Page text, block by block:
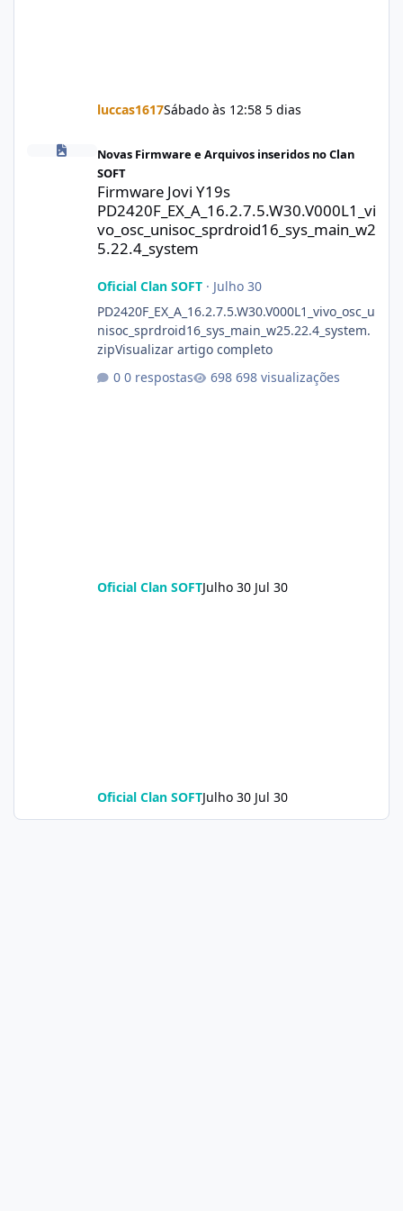
luccas1617Sábado às 12:58 5 dias
Novas Firmware e Arquivos inseridos no Clan
SOFT
Firmware Jovi Y19s
PD2420F_EX_A_16.2.7.5.W30.V000L1_vi
vo_osc_unisoc_sprdroid16_sys_main_w2
5.22.4_system
Oficial Clan SOFT· Julho 30
PD2420F_EX_A_16.2.7.5.W30.V000L1_vivo_osc_u
nisoc_sprdroid16_sys_main_w25.22.4_system.
zipVisualizar artigo completo
0 respostas
698 visualizações
Oficial Clan SOFTJulho 30 Jul 30
Oficial Clan SOFTJulho 30 Jul 30